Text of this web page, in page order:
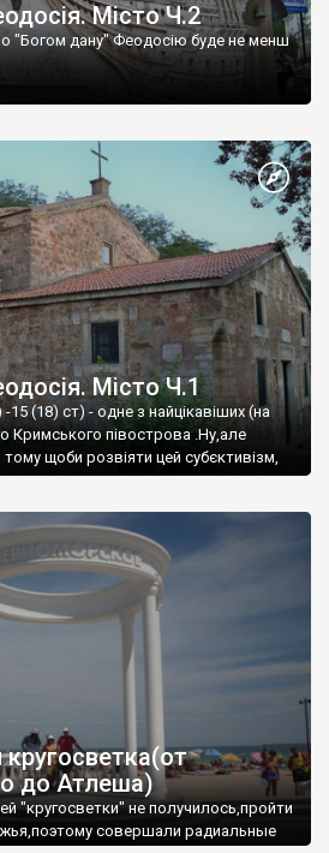
Місто Ч.2
"Богом дану" Феодосію буде не менш
Місто Ч.1
(18) ст) - одне з найцікавіших (на
Кримського півострова .Ну,але
щоби розвіяти цей субєктивізм,
кругосветка(от
до Атлеша)
"кругосветки" не получилось,пройти
совершали радиальные